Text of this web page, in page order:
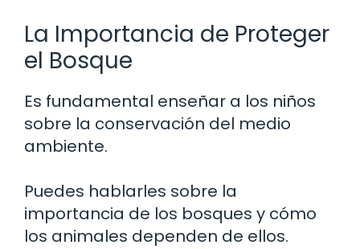
La Importancia de Proteger
el Bosque
Es fundamental enseñar a los niños
sobre la conservación del medio
ambiente.
Puedes hablarles sobre la
importancia de los bosques y cómo
los animales dependen de ellos.